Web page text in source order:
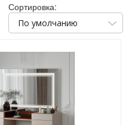
Сортировка:
По умолчанию